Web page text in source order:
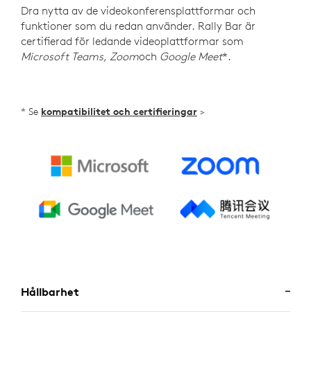
Dra nytta av de videokonferensplattformar och
funktioner som du redan använder. Rally Bar är
certifierad för ledande videoplattformar som
Microsoft Teams, Zoomoch Google Meet*.
* Se kompatibilitet och certifieringar >
Hållbarhet